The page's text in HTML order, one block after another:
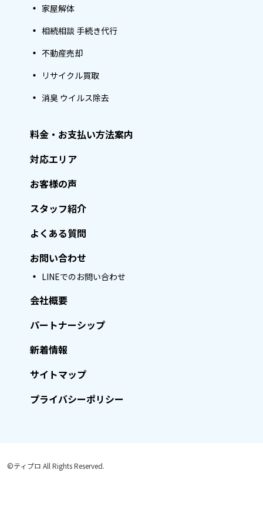
家屋解体
相続相談 手続き代行
不動産売却
リサイクル買取
消臭 ウイルス除去
料金・お支払い方法案内
対応エリア
お客様の声
スタッフ紹介
よくある質問
お問い合わせ
LINEでのお問い合わせ
会社概要
パートナーシップ
新着情報
サイトマップ
プライバシーポリシー
©ティプロ All Rights Reserved.